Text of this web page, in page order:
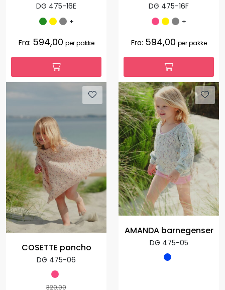
DG 475-16E
+
Fra: 594,00 per pakke
DG 475-16F
+
Fra: 594,00 per pakke
COSETTE poncho
DG 475-06
320,00
AMANDA barnegenser
DG 475-05